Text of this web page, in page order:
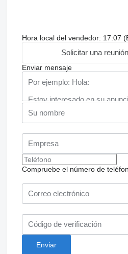
Hora local del vendedor: 17:07
Solicitar una reunión
Enviar mensaje
Compruebe el número de